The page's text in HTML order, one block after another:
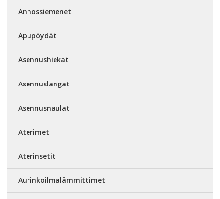
Annossiemenet
Apupöydät
Asennushiekat
Asennuslangat
Asennusnaulat
Aterimet
Aterinsetit
Aurinkoilmalämmittimet